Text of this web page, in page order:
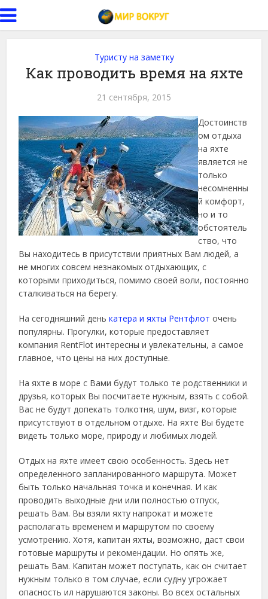
Туристу на заметку
Как проводить время на яхте
21 сентября, 2015
Достоинств
ом отдыха
на яхте
является не
только
несомненны
й комфорт,
но и то
обстоятель
ство, что
Вы находитесь в присутствии приятных Вам людей, а
не многих совсем незнакомых отдыхающих, с
которыми приходиться, помимо своей воли, постоянно
сталкиваться на берегу.
На сегодняшний денькатера и яхты Рентфлот очень
популярны. Прогулки, которые предоставляет
компания RentFlot интересны и увлекательны, а самое
главное, что цены на них доступные.
На яхте в море с Вами будут только те родственники и
друзья, которых Вы посчитаете нужным, взять с собой.
Вас не будут допекать толкотня, шум, визг, которые
присутствуют в отдельном отдыхе. На яхте Вы будете
видеть только море, природу и любимых людей.
Отдых на яхте имеет свою особенность. Здесь нет
определенного запланированного маршрута. Может
быть только начальная точка и конечная. И как
проводить выходные дни или полностью отпуск,
решать Вам. Вы взяли яхту напрокат и можете
располагать временем и маршрутом по своему
усмотрению. Хотя, капитан яхты, возможно, даст свои
готовые маршруты и рекомендации. Но опять же,
решать Вам. Капитан может поступать, как он считает
нужным только в том случае, если судну угрожает
опасность ил нарушаются законы. Во всех остальных